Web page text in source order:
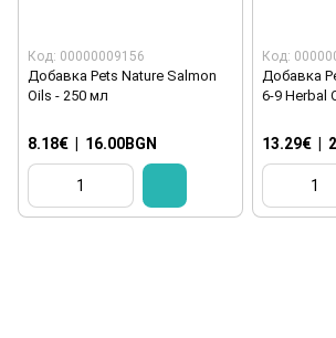
Код: 00000009156
Добавка Pets Nature Salmon
Oils - 250 мл
8.18€ 16.00BGN
Код:
Добавка
6-9 Herbal
13.29€